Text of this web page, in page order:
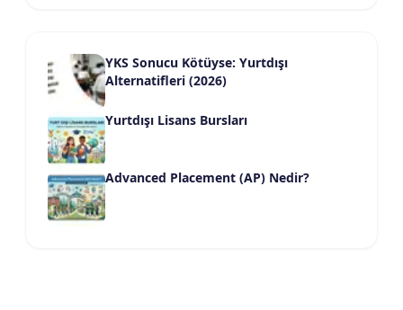
YKS Sonucu Kötüyse: Yurtdışı
Alternatifleri (2026)
Yurtdışı Lisans Bursları
Advanced Placement (AP) Nedir?